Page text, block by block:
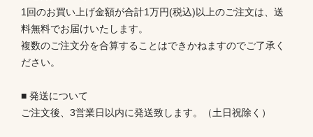
1回のお買い上げ金額が合計1万円(税込)以上のご注文は、送
料無料でお届けいたします。
複数のご注文分を合算することはできかねますのでご了承く
ださい。
■ 発送について
ご注文後、3営業日以内に発送致します。（土日祝除く）